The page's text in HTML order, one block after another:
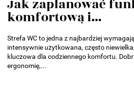
Jak zaplanować
komfortową i...
Strefa WC to jedna z najbardziej
intensywnie użytkowana, często
kluczowa dla codziennego komfortu.
ergonomię,...